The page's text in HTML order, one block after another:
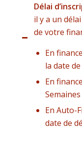
Délai
il y a un
de votre
En
la date
En
En Auto-
date de